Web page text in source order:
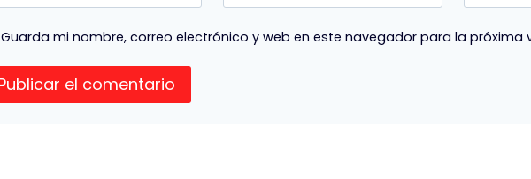
Guarda mi nombre, correo electrónico y web en este navegador para la próxima